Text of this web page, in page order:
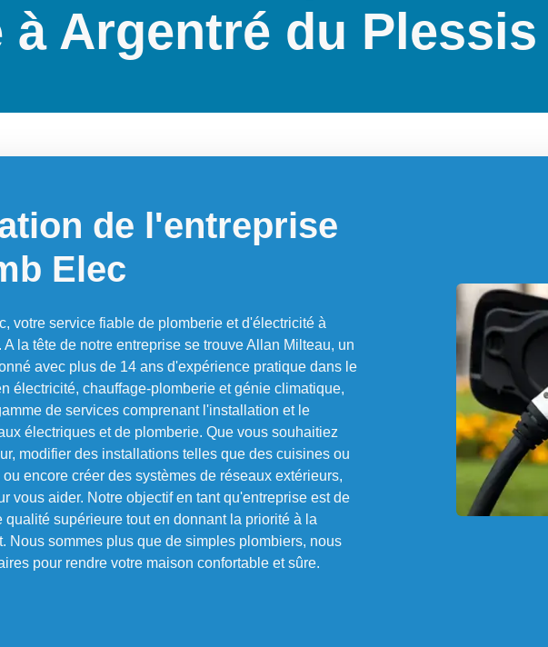
à Argentré du Plessis
de l'entreprise
Elec
votre service fiable de plomberie et d'électricité à
la tête de notre entreprise se trouve Allan Milteau, un
avec plus de 14 ans d'expérience pratique dans le
électricité, chauffage-plomberie et génie climatique,
de services comprenant l'installation et le
électriques et de plomberie. Que vous souhaitiez
modifier des installations telles que des cuisines ou
encore créer des systèmes de réseaux extérieurs,
vous aider. Notre objectif en tant qu'entreprise est de
qualité supérieure tout en donnant la priorité à la
Nous sommes plus que de simples plombiers, nous
pour rendre votre maison confortable et sûre.